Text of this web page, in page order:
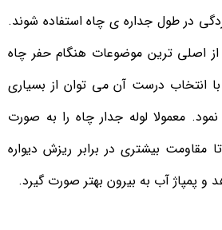
در طول جداره ی چاه استفاده شوند.
از اصلی ترین موضوعات هنگام حفر چاه
انتخاب درست آن می توان از بسیاری
معمولا لوله جدار چاه را به صورت
مقاومت بیشتری در برابر ریزش دیواره
پمپاژ آب به بیرون بهتر صورت گیرد.